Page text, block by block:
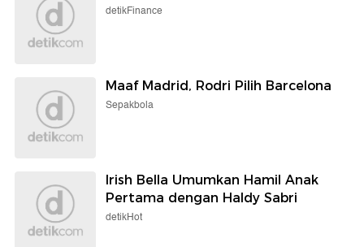
detikFinance
Maaf Madrid, Rodri Pilih Barcelona
Sepakbola
Irish Bella Umumkan Hamil Anak
Pertama dengan Haldy Sabri
detikHot